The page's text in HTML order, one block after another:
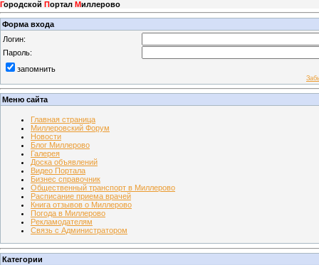
Городской Портал Миллерово
Форма входа
Логин:
Пароль:
запомнить
Меню сайта
Главная страница
Миллеровский Форум
Новости
Блог Миллерово
Галерея
Доска объявлений
Видео Портала
Бизнес справочник
Общественный транспорт в Миллерово
Расписание приема врачей
Книга отзывов о Миллерово
Погода в Миллерово
Рекламодателям
Связь с Администратором
Категории